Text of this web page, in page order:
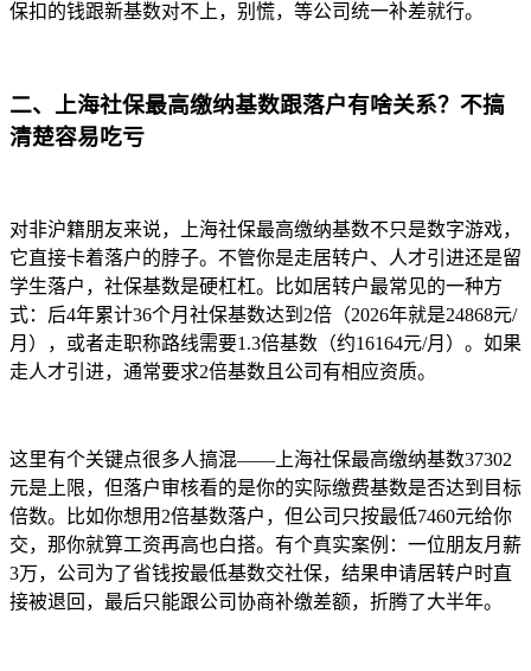
保扣的钱跟新基数对不上，别慌，等公司统一补差就行。
二、上海社保最高缴纳基数跟落户有啥关系？不搞
清楚容易吃亏
对非沪籍朋友来说，上海社保最高缴纳基数不只是数字游戏，
它直接卡着落户的脖子。不管你是走居转户、人才引进还是留
学生落户，社保基数是硬杠杠。比如居转户最常见的一种方
式：后4年累计36个月社保基数达到2倍（2026年就是24868元/
月），或者走职称路线需要1.3倍基数（约16164元/月）。如果
走人才引进，通常要求2倍基数且公司有相应资质。
这里有个关键点很多人搞混——上海社保最高缴纳基数37302
元是上限，但落户审核看的是你的实际缴费基数是否达到目标
倍数。比如你想用2倍基数落户，但公司只按最低7460元给你
交，那你就算工资再高也白搭。有个真实案例：一位朋友月薪
3万，公司为了省钱按最低基数交社保，结果申请居转户时直
接被退回，最后只能跟公司协商补缴差额，折腾了大半年。